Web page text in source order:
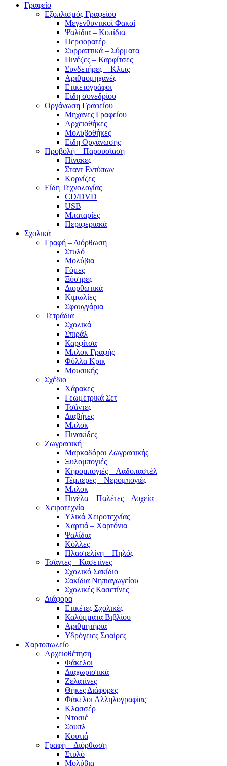
Γραφείο
Εξοπλισμός Γραφείου
Μεγενθυντικοί Φακοί
Ψαλίδια – Κοπίδια
Περφορατέρ
Συρραπτικά – Σύρματα
Πινέζες – Καρφίτσες
Συνδετήρες – Κλιπς
Αριθμομηχανές
Ετικετογράφοι
Είδη συνεδρίου
Οργάνωση Γραφείου
Μηχανες Γραφείου
Αρχειοθήκες
Μολυβοθήκες
Είδη Οργάνωσης
Προβολή – Παρουσίαση
Πίνακες
Σταντ Εντύπων
Κορνίζες
Είδη Τεχνολογίας
CD/DVD
USB
Μπαταρίες
Περιφεριακά
Σχολικά
Γραφή – Διόρθωση
Στυλό
Μολύβια
Γόμες
Ξύστρες
Διορθωτικά
Κιμωλίες
Σφουγγάρια
Τετράδια
Σχολικά
Σπιράλ
Καρφίτσα
Μπλοκ Γραφής
Φύλλα Κρικ
Μουσικής
Σχέδιο
Χάρακες
Γεωμετρικά Σετ
Τσάντες
Διαβήτες
Μπλοκ
Πινακίδες
Ζωγραφική
Μαρκαδόροι Ζωγραφικής
Ξυλομπογιές
Κηρομπογιές – Λαδοπαστέλ
Τέμπερες – Νερομπογιές
Μπλοκ
Πινέλα – Παλέτες – Δοχεία
Χειροτεχνία
Υλικά Χειροτεχνίας
Χαρτιά – Χαρτόνια
Ψαλίδια
Κόλλες
Πλαστελίνη – Πηλός
Τσάντες – Κασετίνες
Σχολικό Σακίδιο
Σακίδια Νηπιαγωγείου
Σχολικές Κασετίνες
Διάφορα
Ετικέτες Σχολικές
Καλύμματα Βιβλίου
Αριθμητήρια
Υδρόγειες Σφαίρες
Χαρτοπωλείο
Αρχειοθέτηση
Φάκελοι
Διαχωριστικά
Ζελατίνες
Θήκες Διάφορες
Φάκελοι Αλληλογραφίας
Κλασσέρ
Ντοσιέ
Σουπλ
Κουτιά
Γραφή – Διόρθωση
Στυλό
Μολύβια